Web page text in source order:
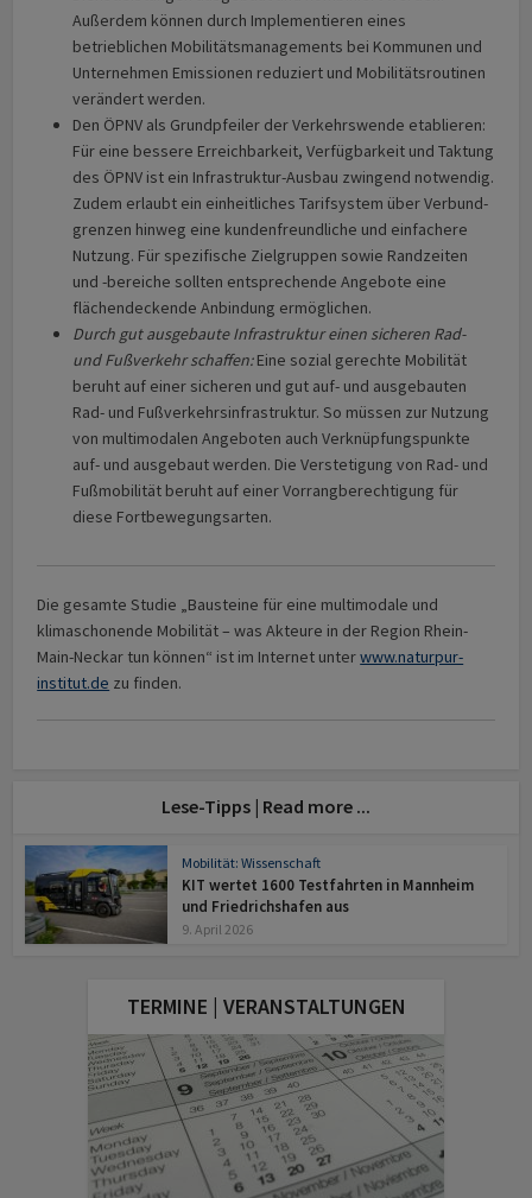
Außerdem können durch Implementieren eines
betrieblichen Mobilitäts­manage­ments bei Kommunen und
Unternehmen Emissionen reduziert und Mobilitäts­routi­nen
verändert werden.
Den ÖPNV als Grundpfeiler der Verkehrswende etablieren:
Für eine bessere Erreichbarkeit, Verfügbarkeit und Taktung
des ÖPNV ist ein Infrastruktur-Ausbau zwingend notwendig.
Zudem erlaubt ein einheitliches Tarifsystem über Verbund­
grenzen hinweg eine kundenfreundliche und einfachere
Nutzung. Für spezifische Zielgruppen sowie Randzeiten
und -bereiche sollten entsprechende Angebote eine
flächendeckende Anbindung ermöglichen.
Durch gut ausgebaute Infrastruktur einen sicheren Rad-
und Fußverkehr schaffen:Eine sozial gerechte Mobilität
beruht auf einer sicheren und gut auf- und ausgebauten
Rad- und Fußverkehrsinfrastruktur. So müssen zur Nutzung
von multimodalen Angeboten auch Verknüpfungspunkte
auf- und ausgebaut werden. Die Verstetigung von Rad- und
Fußmobilität beruht auf einer Vorrangberechtigung für
diese Fortbewegungsarten.
Die gesamte Studie „Bausteine für eine multimodale und
klimaschonende Mobilität – was Akteure in der Region Rhein-
Main-Neckar tun können“ ist im Internet unterwww.naturpur-
institut.de zu finden.
Lese-Tipps | Read more ...
Mobilität: Wissenschaft
KIT wertet 1600 Testfahrten in Mannheim
und Friedrichshafen aus
9. April 2026
TERMINE | VERANSTALTUNGEN